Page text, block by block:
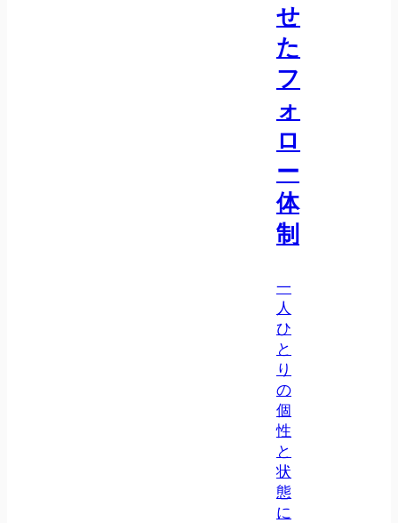
せ
た
フ
ォ
ロ
ー
体
制
一
人
ひ
と
り
の
個
性
と
状
態
に